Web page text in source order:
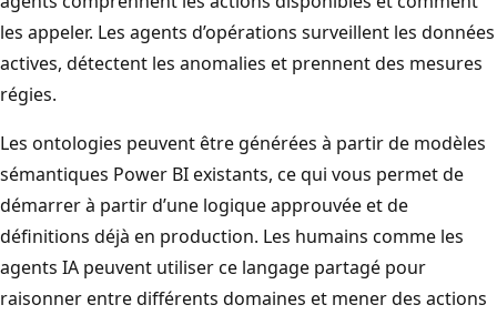
les appeler. Les agents d’opérations surveillent les données
actives, détectent les anomalies et prennent des mesures
régies.
Les ontologies peuvent être générées à partir de modèles
sémantiques Power BI existants, ce qui vous permet de
démarrer à partir d’une logique approuvée et de
définitions déjà en production. Les humains comme les
agents IA peuvent utiliser ce langage partagé pour
raisonner entre différents domaines et mener des actions